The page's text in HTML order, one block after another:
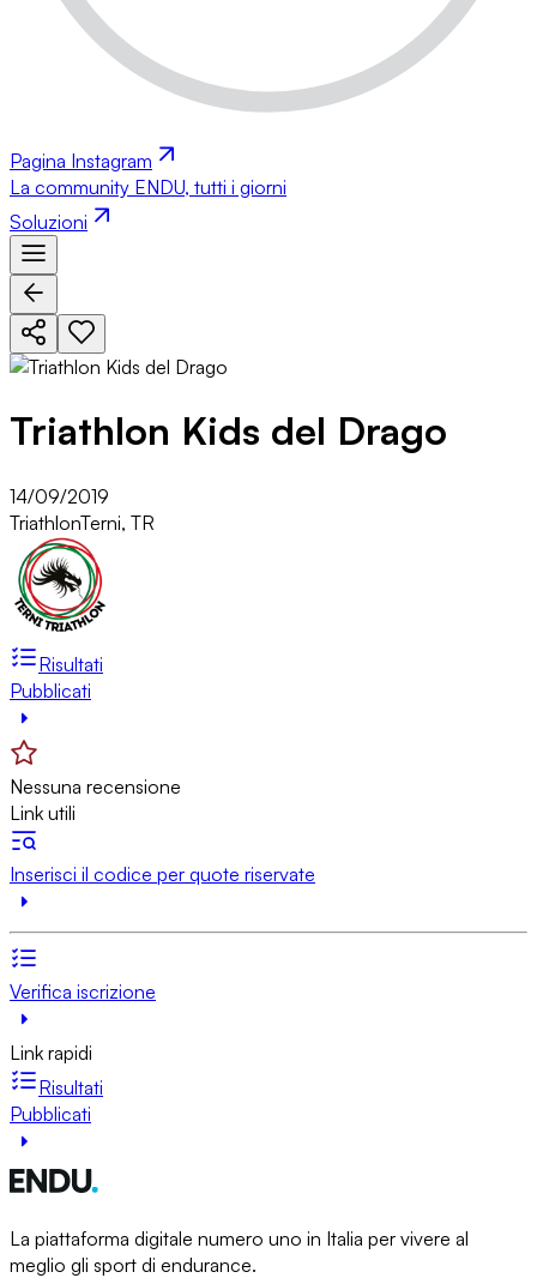
Pagina Instagram
La community ENDU, tutti i giorni
Soluzioni
Triathlon Kids del Drago
14/09/2019
TriathlonTerni, TR
Risultati
Pubblicati
Nessuna recensione
Link utili
Inserisci il codice per quote riservate
Verifica iscrizione
Link rapidi
Risultati
Pubblicati
La piattaforma digitale numero uno in Italia per vivere al
meglio gli sport di endurance.